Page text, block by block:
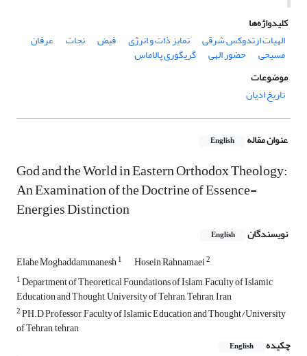
کلیدواژه‌ها
الهیات ارتدوکس شرقی
تمایز ذات و انرژی فیض نجات عرفان
مسیحی حضور الهی
گریگوری پالاماس
موضوعات
تاریخ ادیان
عنوان مقاله English
God and the World in Eastern Orthodox Theology:
An Examination of the Doctrine of Essence-
Energies Distinction
نویسندگان English
Elahe Moghaddammanesh1 Hosein Rahnamaei2
1Department of Theoretical Foundations of Islam, Faculty of Islamic
Education and Thought, University of Tehran, Tehran, Iran
2PH.D Professor, Faculty of Islamic Education and Thought/University
of Tehran, tehran
چکیده
English